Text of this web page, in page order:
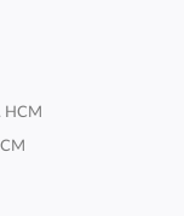
HCM